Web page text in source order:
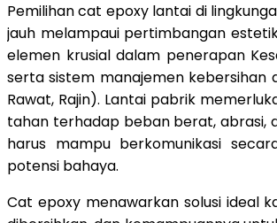
Pemilihan cat epoxy lantai di
jauh melampaui pertimbangan
elemen krusial dalam penerapan
serta sistem manajemen kebersihan
Rawat, Rajin). Lantai pabrik
tahan terhadap beban berat, abrasi,
harus mampu berkomunikasi
potensi bahaya.
Cat epoxy menawarkan solusi ideal